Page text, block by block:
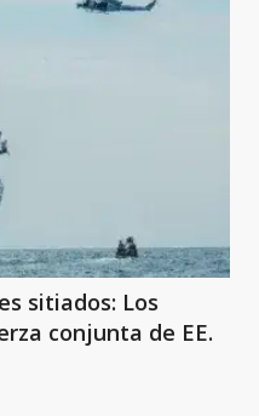
sitiados: Los
conjunta de EE.